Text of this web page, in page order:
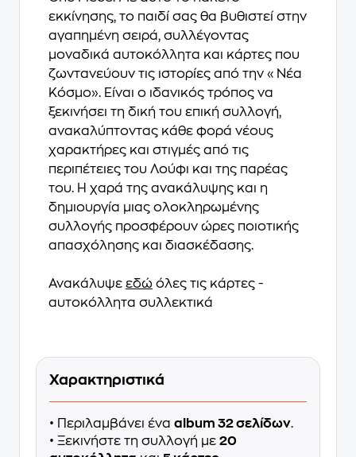
εκκίνησης, το παιδί σας θα βυθιστεί στην
αγαπημένη σειρά, συλλέγοντας
μοναδικά αυτοκόλλητα και κάρτες που
ζωντανεύουν τις ιστορίες από την «Νέα
Κόσμο». Είναι ο ιδανικός τρόπος να
ξεκινήσει τη δική του επική συλλογή,
ανακαλύπτοντας κάθε φορά νέους
χαρακτήρες και στιγμές από τις
περιπέτειες του Λούφι και της παρέας
του. Η χαρά της ανακάλυψης και η
δημιουργία μιας ολοκληρωμένης
συλλογής προσφέρουν ώρες ποιοτικής
απασχόλησης και διασκέδασης.
Ανακάλυψε εδώ όλες τις κάρτες -
αυτοκόλλητα συλλεκτικά
Χαρακτηριστικά
• Περιλαμβάνει ένα album 32 σελίδων.
• Ξεκινήστε τη συλλογή με 20